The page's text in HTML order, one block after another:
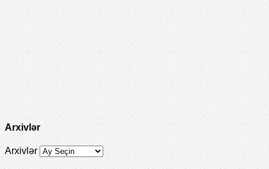
Arxivlər
Arxivlər